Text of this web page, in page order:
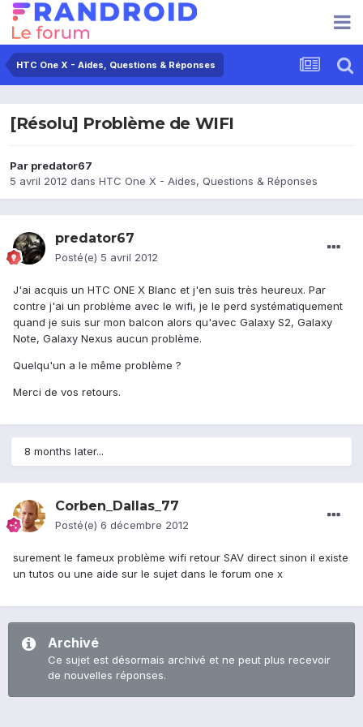
HTC One X - Aides, Questions & Réponses
[Résolu] Problème de WIFI
Par predator67
5 avril 2012 dans HTC One X - Aides, Questions & Réponses
predator67
Posté(e) 5 avril 2012
J'ai acquis un HTC ONE X Blanc et j'en suis très heureux. Par
contre j'ai un problème avec le wifi, je le perd systématiquement
quand je suis sur mon balcon alors qu'avec Galaxy S2, Galaxy
Note, Galaxy Nexus aucun problème.
Quelqu'un a le même problème ?
Merci de vos retours.
8 months later...
Corben_Dallas_77
Posté(e) 6 décembre 2012
surement le fameux problème wifi retour SAV direct sinon il existe
un tutos ou une aide sur le sujet dans le forum one x
Archivé
Ce sujet est désormais archivé et ne peut plus recevoir
de nouvelles réponses.